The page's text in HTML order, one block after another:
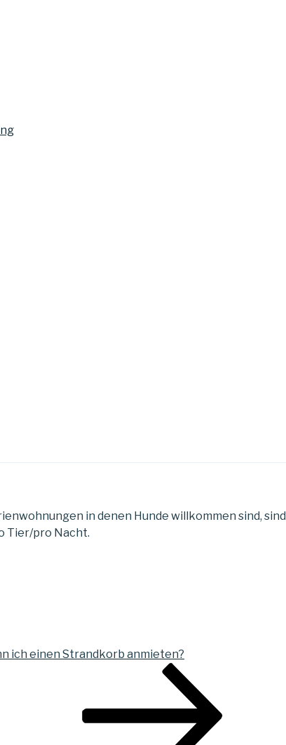
in denen Hunde willkommen sind, sind
Tier/pro Nacht.
ich einen Strandkorb anmieten?